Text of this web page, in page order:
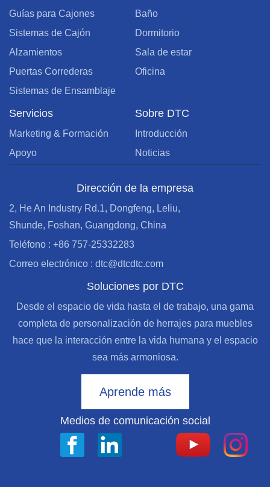
Guías para Cajones
Sistemas de Cajón
Alzamientos
Puertas Correderas
Sistemas de Ensamblaje
Baño
Dormitorio
Sala de estar
Oficina
Servicios
Marketing & Formación
Apoyo
Sobre DTC
Introducción
Noticias
Dirección de la empresa
2, He An Industry Rd.1, Dongfeng, Leliu,
Shunde, Foshan, Guangdong, China
Teléfono : +86 757-25332283
Correo electrónico : dtc@dtcdtc.com
Soluciones por DTC
Desde el espacio de vida hasta el de trabajo, una gama
completa de personalización de herrajes para muebles
hace que la interacción entre la vida humana y el espacio
sea más armoniosa.
Aprende más
Medios de comunicación social